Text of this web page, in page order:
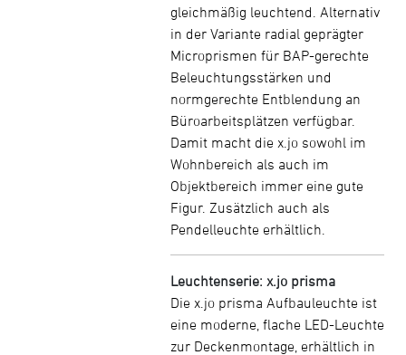
gleichmäßig leuchtend. Alternativ
in der Variante radial geprägter
Microprismen für BAP-gerechte
Beleuchtungsstärken und
normgerechte Entblendung an
Büroarbeitsplätzen verfügbar.
Damit macht die x.jo sowohl im
Wohnbereich als auch im
Objektbereich immer eine gute
Figur. Zusätzlich auch als
Pendelleuchte erhältlich.
Leuchtenserie: x.jo prisma
Die x.jo prisma Aufbauleuchte ist
eine moderne, flache LED-Leuchte
zur Deckenmontage, erhältlich in